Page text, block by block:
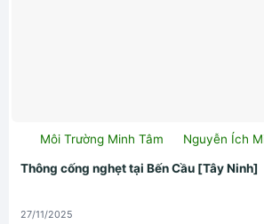
Môi Trường Minh Tâm Nguyễn Ích
Thông cống nghẹt tại Bến Cầu [Tây Ninh]
27/11/2025